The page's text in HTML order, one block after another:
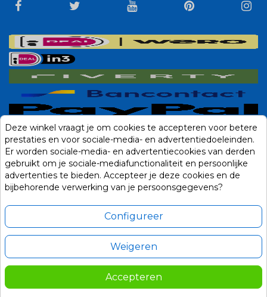
Deze winkel vraagt je om cookies te accepteren voor betere
prestaties en voor sociale-media- en advertentiedoeleinden.
Er worden sociale-media- en advertentiecookies van derden
gebruikt om je sociale-mediafunctionaliteit en persoonlijke
advertenties te bieden. Accepteer je deze cookies en de
bijbehorende verwerking van je persoonsgegevens?
Configureer
Weigeren
Accepteren